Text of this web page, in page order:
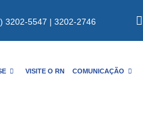
3202-5547 | 3202-2746
VISITE O RN COMUNICAÇÃO